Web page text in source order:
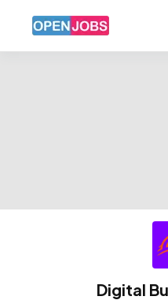
Digital